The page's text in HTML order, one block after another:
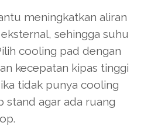
meningkatkan aliran
sehingga suhu
cooling pad dengan
kecepatan kipas tinggi
tidak punya cooling
stand agar ada ruang